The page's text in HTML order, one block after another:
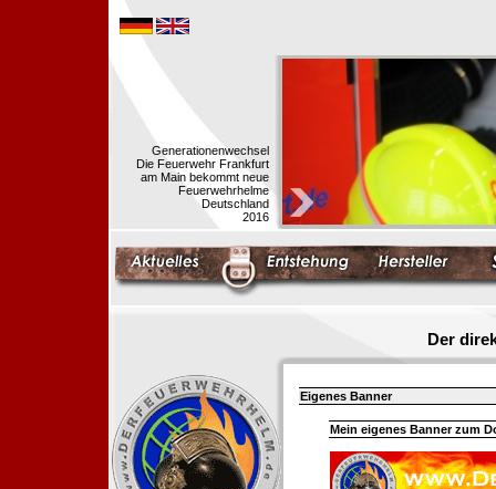
Generationenwechsel
Die Feuerwehr Frankfurt
am Main bekommt neue
Feuerwehrhelme
Deutschland
2016
Der
Eigenes Banner
Mein eigenes Banner zum